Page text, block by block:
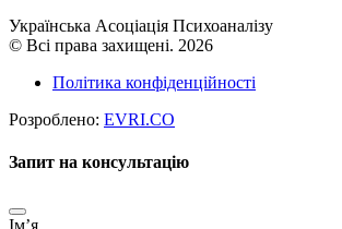
Українська Асоціація Психоаналізу
© Всі права захищені. 2026
Політика конфіденційності
Розроблено: EVRI.CO
Запит на консультацію
Імʼя